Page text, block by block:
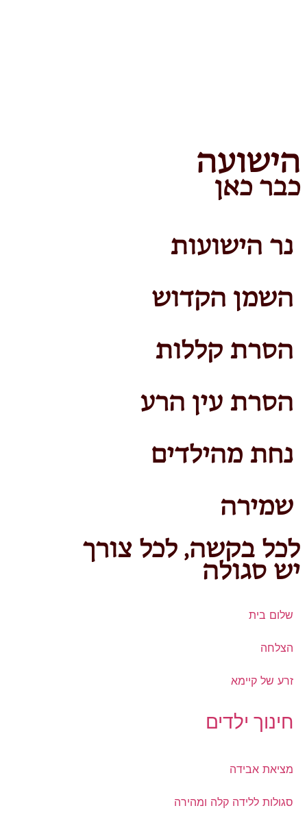
הישועה
כבר כאן
נר הישועות
השמן הקדוש
הסרת קללות
הסרת עין הרע
נחת מהילדים
שמירה
לכל בקשה, לכל צורך
יש סגולה
שלום בית
הצלחה
זרע של קיימא
חינוך ילדים
מציאת אבידה
סגולות ללידה קלה ומהירה